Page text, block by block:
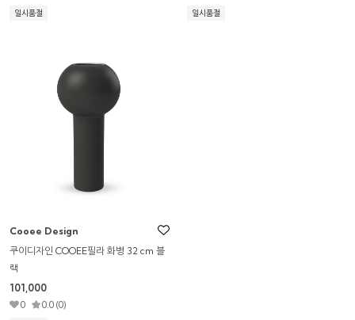
일시품절 일시품절
Cooee Design
쿠이디자인 COOEE필라 화병 32 cm 블
랙
101,000
0 0.0 (0)